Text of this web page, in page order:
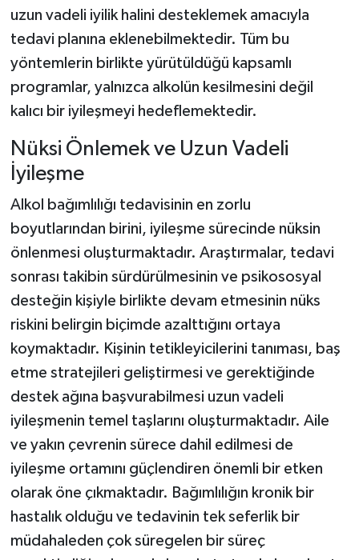
uzun vadeli iyilik halini desteklemek amacıyla
tedavi planına eklenebilmektedir. Tüm bu
yöntemlerin birlikte yürütüldüğü kapsamlı
programlar, yalnızca alkolün kesilmesini değil
kalıcı bir iyileşmeyi hedeflemektedir.
Nüksi Önlemek ve Uzun Vadeli
İyileşme
Alkol bağımlılığı tedavisinin en zorlu
boyutlarından birini, iyileşme sürecinde nüksin
önlenmesi oluşturmaktadır. Araştırmalar, tedavi
sonrası takibin sürdürülmesinin ve psikososyal
desteğin kişiyle birlikte devam etmesinin nüks
riskini belirgin biçimde azalttığını ortaya
koymaktadır. Kişinin tetikleyicilerini tanıması, baş
etme stratejileri geliştirmesi ve gerektiğinde
destek ağına başvurabilmesi uzun vadeli
iyileşmenin temel taşlarını oluşturmaktadır. Aile
ve yakın çevrenin sürece dahil edilmesi de
iyileşme ortamını güçlendiren önemli bir etken
olarak öne çıkmaktadır. Bağımlılığın kronik bir
hastalık olduğu ve tedavinin tek seferlik bir
müdahaleden çok süregelen bir süreç